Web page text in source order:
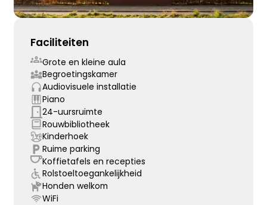
Faciliteiten
Grote en kleine aula
Begroetingskamer
Audiovisuele installatie
Piano
24-uursruimte
Rouwbibliotheek
Kinderhoek
Ruime parking
Koffietafels en recepties
Rolstoeltoegankelijkheid
Honden welkom
WiFi